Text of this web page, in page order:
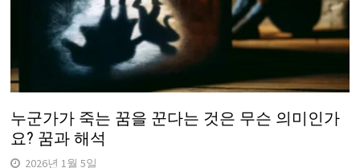
누군가가 죽는 꿈을 꾼다는 것은 무슨 의미인가
요? 꿈과 해석
2026년 1월 5일